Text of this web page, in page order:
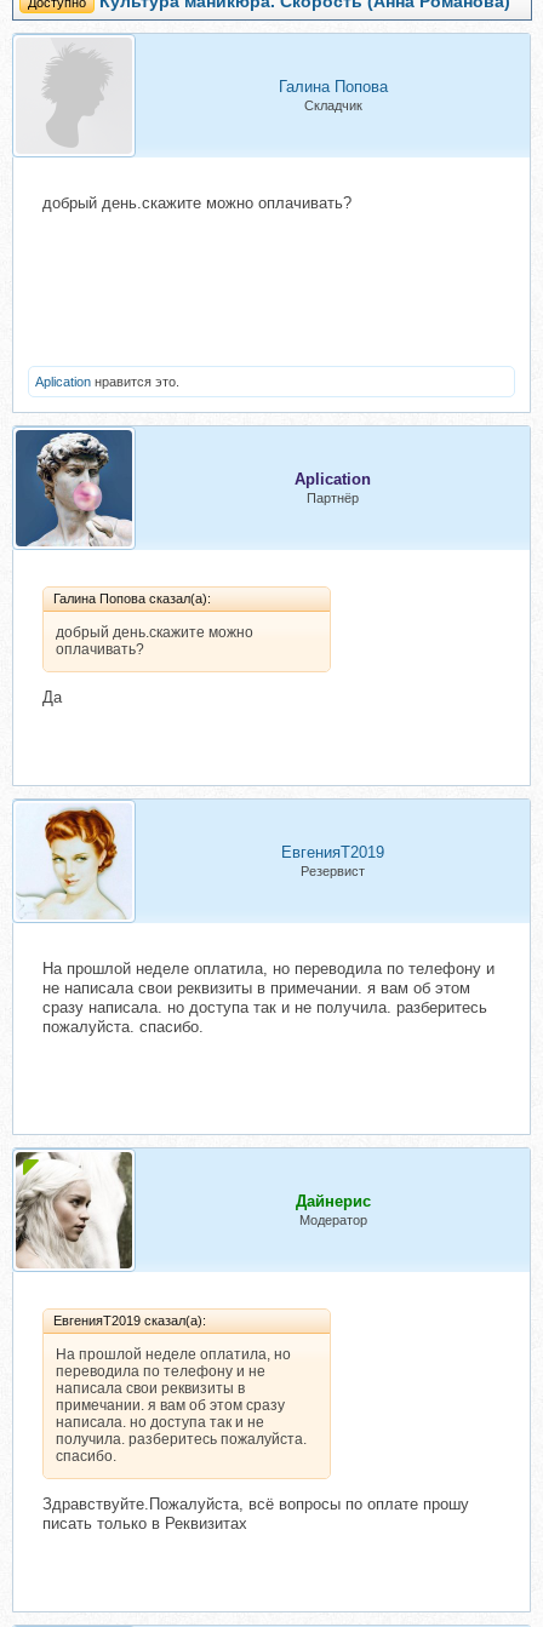
Доступно
Галина Попова
Складчик
добрый день.скажите можно оплачивать?
Aplication нравится это.
Aplication
Партнёр
Галина Попова сказал(а):
добрый день.скажите можно
оплачивать?
Да
ЕвгенияТ2019
Резервист
На прошлой неделе оплатила, но переводила по телефону и
не написала свои реквизиты в примечании. я вам об этом
сразу написала. но доступа так и не получила. разберитесь
пожалуйста. спасибо.
Дайнерис
Модератор
ЕвгенияТ2019 сказал(а):
На прошлой неделе оплатила, но
переводила по телефону и не
написала свои реквизиты в
примечании. я вам об этом сразу
написала. но доступа так и не
получила. разберитесь пожалуйста.
спасибо.
Здравствуйте.Пожалуйста, всё вопросы по оплате прошу
писать только в Реквизитах